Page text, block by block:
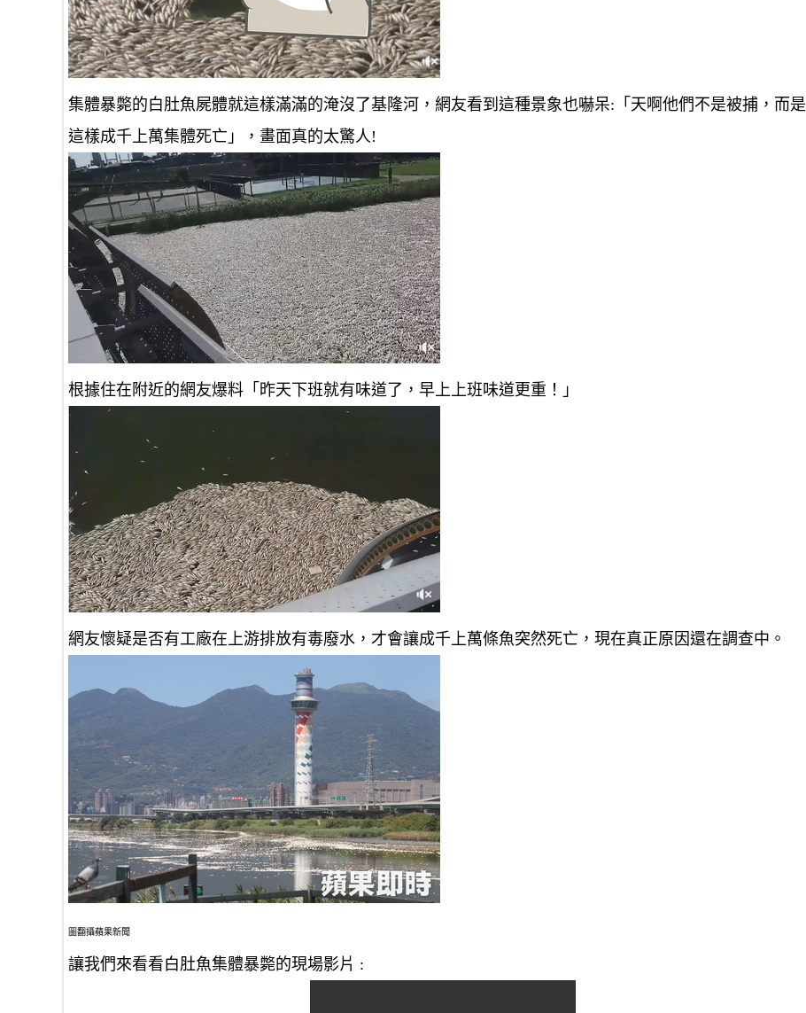
集體暴斃的白肚魚屍體就這樣滿滿的淹沒了基隆河，網友看到這種景象也嚇呆:「天啊他們不是被捕，而是
這樣成千上萬集體死亡」，畫面真的太驚人!
根據住在附近的網友爆料「昨天下班就有味道了，早上上班味道更重！」
網友懷疑是否有工廠在上游排放有毒廢水，才會讓成千上萬條魚突然死亡，現在真正原因還在調查中。
圖翻攝蘋果新聞
讓我們來看看白肚魚集體暴斃的現場影片 :